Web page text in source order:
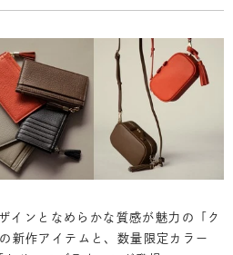
インとなめらかな質感が魅力の「ク
新作アイテムと、数量限定カラー